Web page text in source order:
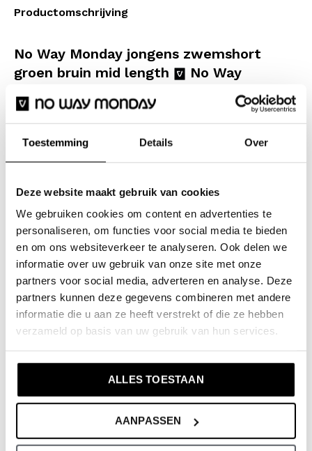
Toestemming Details Over
Deze website maakt gebruik van cookies
We gebruiken cookies om content en advertenties te
personaliseren, om functies voor social media te bieden
en om ons websiteverkeer te analyseren. Ook delen we
informatie over uw gebruik van onze site met onze
partners voor social media, adverteren en analyse. Deze
partners kunnen deze gegevens combineren met andere
informatie die u aan ze heeft verstrekt of die ze hebben
verzameld op basis van uw gebruik van hun services.
ALLES TOESTAAN
AANPASSEN
Productomschrijving
No Way Monday jongens zwemshort
groen bruin mid length
No Way
deze No Way Monday jongens zwemshort. De print
met vlekken in mosgroen, roestbruin en antraciet
dagje aan zee of het zwembad. Deze short is voorzien
van een elastische tailleband met een wit trekkoord,
zodat hij altijd goed aansluit tijdens het rennen,
zwemmen en springen. Het materiaal voelt zacht aan
en droogt snel, ideaal voor jongens die na een duik
direct weer door willen naar hun volgende avontuur.
Merk: No Way Monday
Seizoen: Spring/Summer 2026
Collectie: Jongenskleding (vanaf maat 92) /